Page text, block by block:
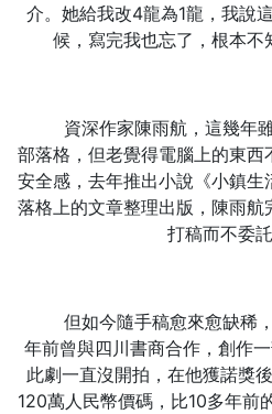
介。她給我改4龍為1龍，我說
候，寫完我也忘了，根本不
資深作家陳雨航，這幾年雖
部落格，但老覺得電腦上的東
安全感，去年推出小說《小鎮
落格上的文章整理出版，陳雨航
打稿而不委託
但如今隨手稿愈來愈缺稀，
年前曾與四川書商合作，創作
此劇一直沒開拍，在他獲諾獎
120萬人民幣價碼，比10多年前